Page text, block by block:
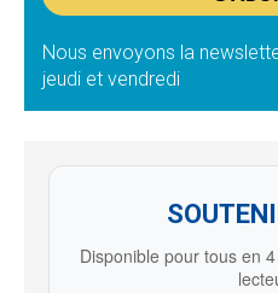
Nous envoyons la
jeudi et vendredi
Disponible pour tous en